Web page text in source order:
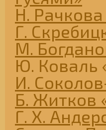
Н.
Г.
М.
Ю. Коваль
И.
Б. Житков
Г. Х.